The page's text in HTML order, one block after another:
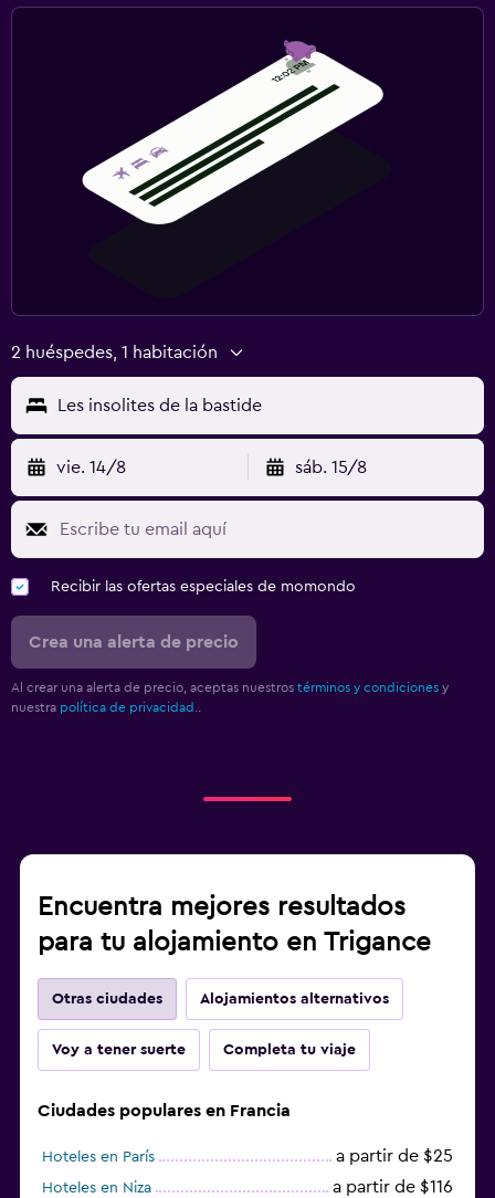
2 huéspedes, 1 habitación
Les insolites de la bastide
vie. 14/8 sáb. 15/8
Recibir las ofertas especiales de momondo
Crea una alerta de precio
Al crear una alerta de precio, aceptas nuestros términos y condiciones y
nuestra política de privacidad.
Encuentra mejores resultados
para tu alojamiento en Trigance
Otras ciudades Alojamientos alternativos
Voy a tener suerte Completa tu viaje
Ciudades populares en Francia
Hoteles en París a partir de $25
Hoteles en Niza a partir de $116